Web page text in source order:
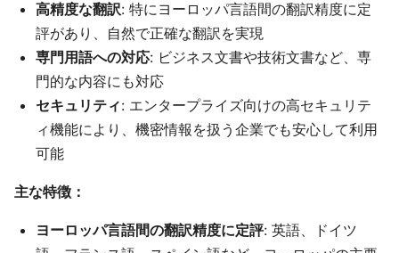
高精度な翻訳: 特にヨーロッパ言語間の翻訳精度に定
評があり、自然で正確な翻訳を実現
専門用語への対応: ビジネス文書や技術文書など、専
門的な内容にも対応
セキュリティ: エンタープライズ向けの高セキュリテ
ィ機能により、機密情報を扱う企業でも安心して利用
可能
主な特徴：
ヨーロッパ言語間の翻訳精度に定評: 英語、ドイツ